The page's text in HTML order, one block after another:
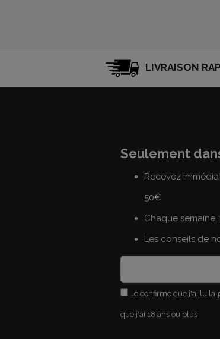
LIVRAISON
Seulement
Recevez
50€
Chaque
Les conseils de
Je confirme que j'ai lu la
que j'ai 18 ans ou plus